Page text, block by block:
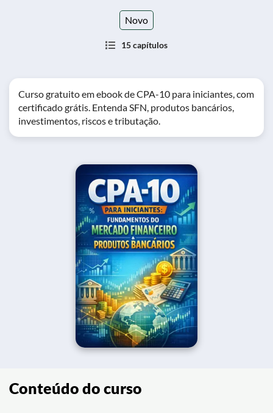
Novo
15 capítulos
Curso gratuito em ebook de CPA-10 para iniciantes, com
certificado grátis. Entenda SFN, produtos bancários,
investimentos, riscos e tributação.
Conteúdo do curso